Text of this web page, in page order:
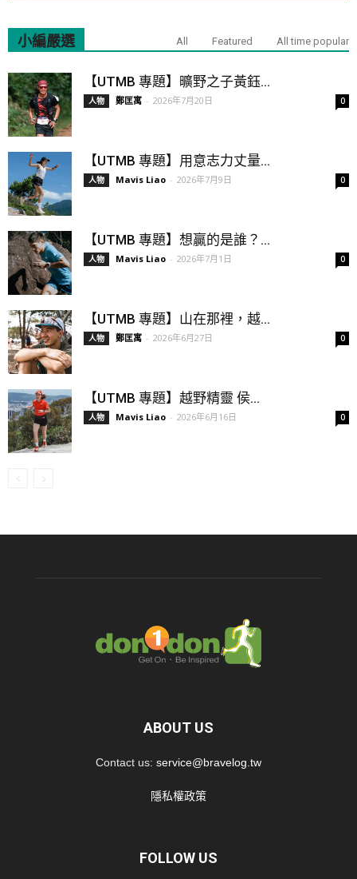
小編嚴選 All Featured All time popular
【UTMB 專題】曠野之子黃鈺...
人物 鄭匡寓 - 2026年7月20日 0
【UTMB 專題】用意志力丈量...
人物 Mavis Liao - 2026年7月9日 0
【UTMB 專題】想贏的是誰？...
人物 Mavis Liao - 2026年7月1日 0
【UTMB 專題】山在那裡，越...
人物 鄭匡寓 - 2026年6月27日 0
【UTMB 專題】越野精靈 侯...
人物 Mavis Liao - 2026年6月16日 0
ABOUT US
Contact us: service@bravelog.tw
隱私權政策
FOLLOW US